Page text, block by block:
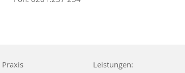
Praxis Leistungen: